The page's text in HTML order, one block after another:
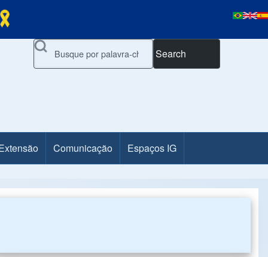
Search
Comunicação Espaços IG